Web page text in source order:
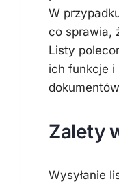
W
co sprawia,
Listy
ich funkcje i
Zalety
Wysyłanie